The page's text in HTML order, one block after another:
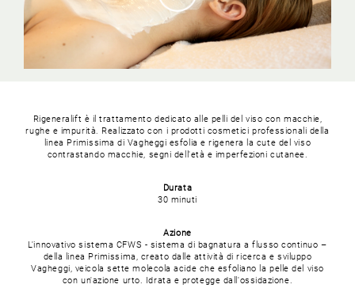
Rigeneralift è il trattamento dedicato alle pelli del viso con macchie,
rughe e impurità. Realizzato con i prodotti cosmetici professionali della
linea Primissima di Vagheggi esfolia e rigenera la cute del viso
contrastando macchie, segni dell'età e imperfezioni cutanee.
Durata
30 minuti
Azione
L'innovativo sistema CFWS - sistema di bagnatura a flusso continuo –
della linea Primissima, creato dalle attività di ricerca e sviluppo
Vagheggi, veicola sette molecola acide che esfoliano la pelle del viso
con un'azione urto. Idrata e protegge dall'ossidazione.